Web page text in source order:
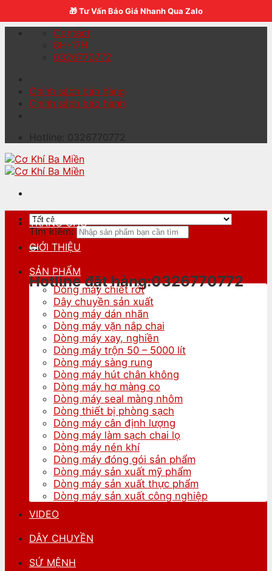
Skip to content
Contact
8H-17H
0326770772
Chính sách bán hàng
Chính sách bảo hành
Hotline: 0326770772
Tìm kiếm:
Hotline đặt hàng:0326770772
TRANG CHỦ
GIỚI THIỆU
SẢN PHẨM
Dòng máy chiết rót
Dây chuyền sản xuất
Dòng máy dán nhãn
Dòng máy vặn nắp chai
Dòng máy xay, nghiền
Dòng máy trộn 50 – 5000 lít
Dòng máy sàng rung
Dòng máy hút chân không
Dòng máy hơ màng co
Dòng máy seal màng nhôm
Dòng thiết bị phòng sạch
Dòng máy cân định lượng
Dòng máy làm sạch chai lọ
Dòng máy nén khí
Dòng máy đóng gói sản phẩm
Dòng máy sản xuất mỹ phẩm
Dòng máy sản xuất thực phẩm
Dòng máy sản xuất công nghiệp
VIDEO
DÂY CHUYỀN
SỨ MỆNH
🎁 Tư Vấn Báo Giá Nhanh Qua Zalo